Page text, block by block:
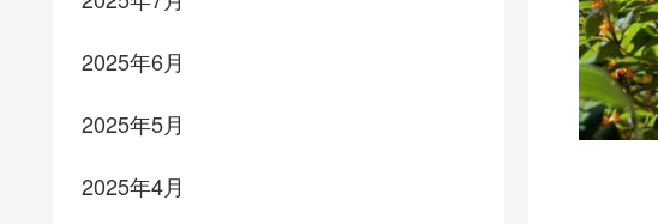
2025年6月
2025年5月
2025年4月